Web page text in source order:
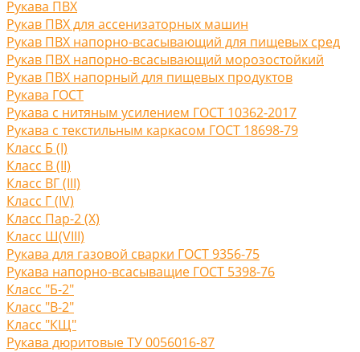
Рукава ПВХ
Рукав ПВХ для ассенизаторных машин
Рукав ПВХ напорно-всасывающий для пищевых сред
Рукав ПВХ напорно-всасывающий морозостойкий
Рукав ПВХ напорный для пищевых продуктов
Рукава ГОСТ
Рукава с нитяным усилением ГОСТ 10362-2017
Рукава с текстильным каркасом ГОСТ 18698-79
Класс Б (I)
Класс В (II)
Класс ВГ (III)
Класс Г (IV)
Класс Пар-2 (X)
Класс Ш(VIII)
Рукава для газовой сварки ГОСТ 9356-75
Рукава напорно-всасыващие ГОСТ 5398-76
Класс "Б-2"
Класс "В-2"
Класс "КЩ"
Рукава дюритовые ТУ 0056016-87